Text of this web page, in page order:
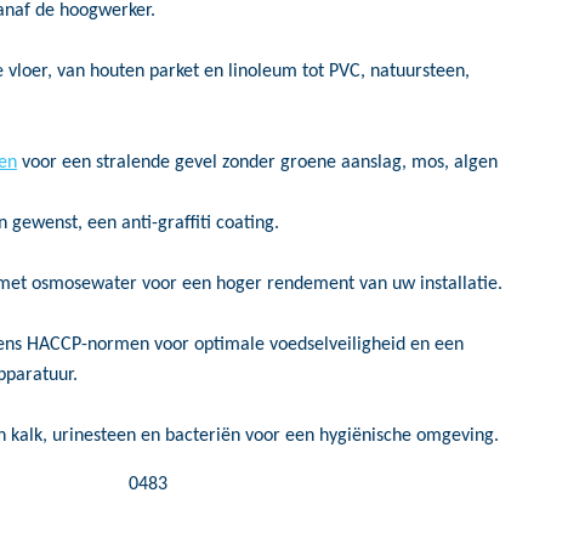
de hoogwerker.
vloer, van houten parket en linoleum tot PVC, natuursteen,
voor een stralende gevel zonder groene aanslag, mos, algen
gewenst, een anti-graffiti coating.
osmosewater voor een hoger rendement van uw installatie.
HACCP-normen voor optimale voedselveiligheid en een
kalk, urinesteen en bacteriën voor een hygiënische omgeving.